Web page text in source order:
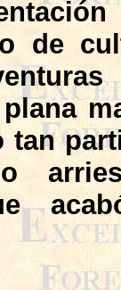
de
tan